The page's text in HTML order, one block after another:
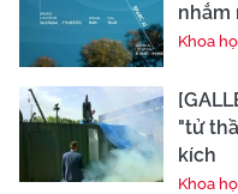
nhắm
Khoa
"tử
kích
Khoa